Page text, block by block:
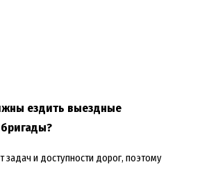
ездить выездные
задач и доступности дорог, поэтому